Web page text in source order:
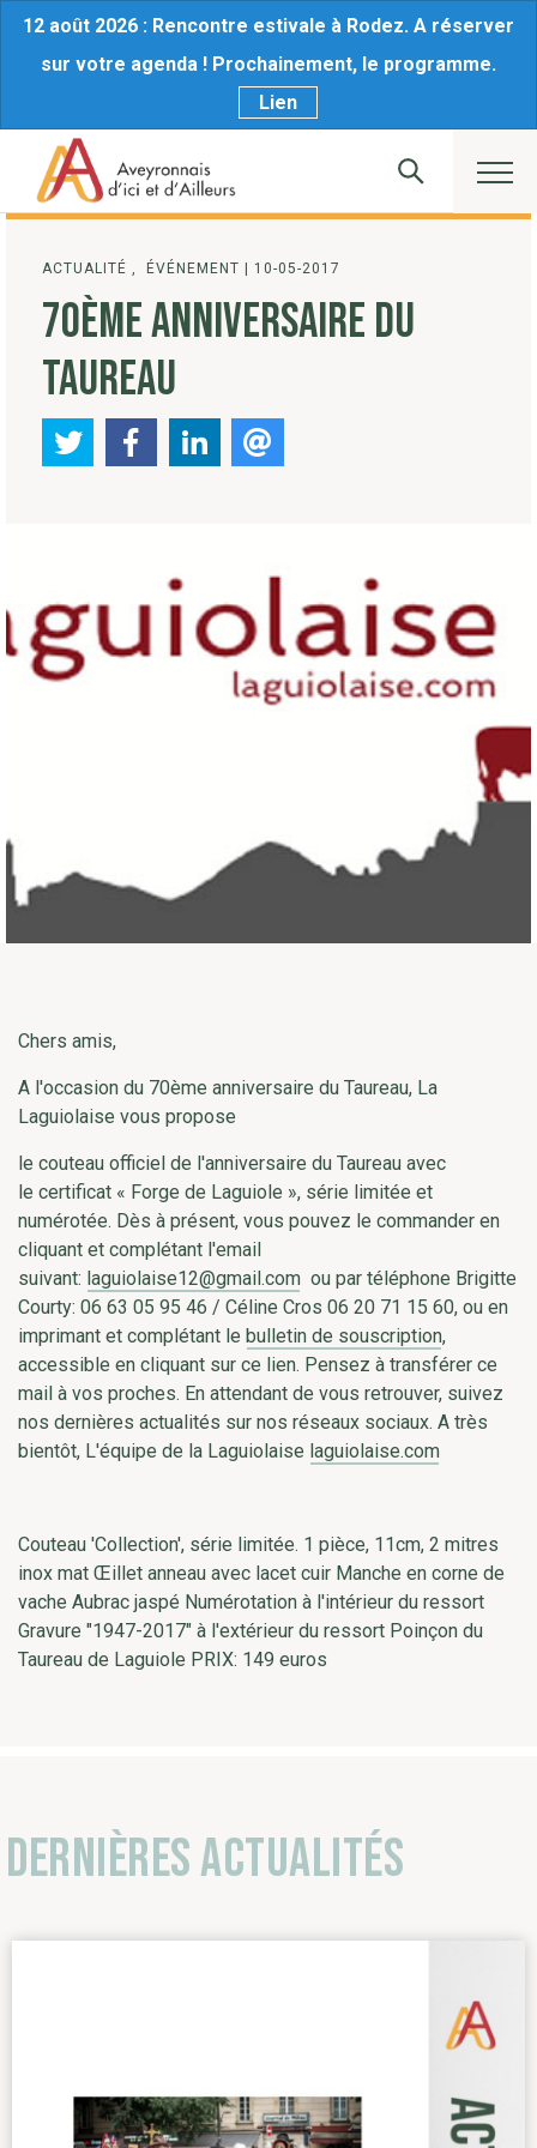
12 août 2026 : Rencontre estivale à Rodez. A réserver
sur votre agenda ! Prochainement, le programme.
Lien
ACTUALITÉ , ÉVÉNEMENT 10-05-2017
70ÈME ANNIVERSAIRE DU
TAUREAU
Chers amis,
A l'occasion du 70ème anniversaire du Taureau, La
Laguiolaise vous propose
le couteau officiel de l'anniversaire du Taureau avec
le certificat « Forge de Laguiole », série limitée et
numérotée. Dès à présent, vous pouvez le commander en
cliquant et complétant l'email
suivant: laguiolaise12@gmail.com ou par téléphone Brigitte
Courty: 06 63 05 95 46 / Céline Cros 06 20 71 15 60, ou en
imprimant et complétant le bulletin de souscription,
accessible en cliquant sur ce lien. Pensez à transférer ce
mail à vos proches. En attendant de vous retrouver, suivez
nos dernières actualités sur nos réseaux sociaux. A très
bientôt, L'équipe de la Laguiolaise laguiolaise.com
Couteau 'Collection', série limitée. 1 pièce, 11cm, 2 mitres
inox mat Œillet anneau avec lacet cuir Manche en corne de
vache Aubrac jaspé Numérotation à l'intérieur du ressort
Gravure "1947-2017" à l'extérieur du ressort Poinçon du
Taureau de Laguiole PRIX: 149 euros
Dernières actualités